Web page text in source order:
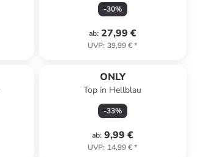
-30%
ab: 27,99 €
UVP: 39,99 €*
ONLY
Top in Hellblau
-33%
ab: 9,99 €
UVP: 14,99 €*